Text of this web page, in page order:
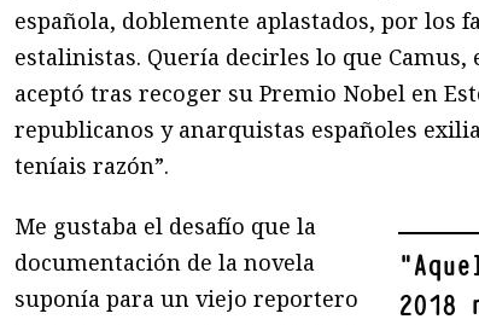
española, doblemente aplastados, por los
estalinistas. Quería decirles lo que
aceptó tras recoger su Premio Nobel en
republicanos y anarquistas españoles
teníais razón”.
"
Me gustaba el desafío que la
documentación de la novela
suponía para un viejo reportero